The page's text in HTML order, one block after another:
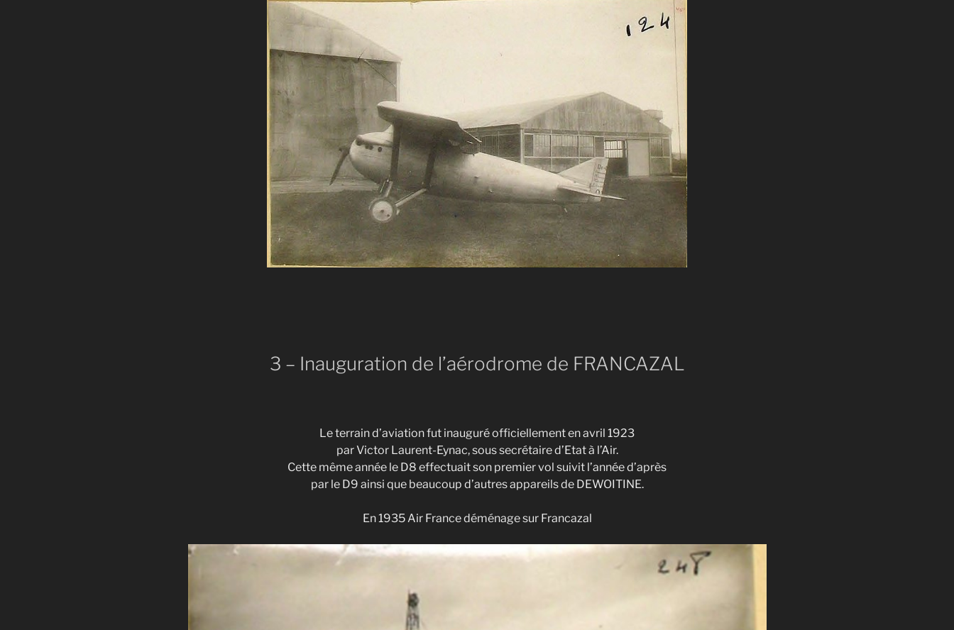
3 – Inauguration de l’aérodrome de FRANCAZAL
Le terrain d’aviation fut inauguré officiellement en avril 1923
par Victor Laurent-Eynac, sous secrétaire d’Etat à l’Air.
Cette même année le D8 effectuait son premier vol suivit l’année d’après
par le D9 ainsi que beaucoup d’autres appareils de DEWOITINE.
En 1935 Air France déménage sur Francazal